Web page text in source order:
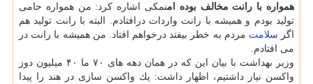
همواره با رانت مخالف بوده امنمكی اشاره كرد: من همواره حامی
تولید بودم و همیشه با رانت واردات درافتادم. البته با رانت تولید هم
اگر سلامت مردم به خطر بیفتد درخواهم افتاد. من همیشه با رانت در
می افتادم.
وزیر بهداشت با بیان این كه در همان دهه های ۷۰ ما ۴۰ میلیون دوز
واكسن نیاز داشتیم، اظهار داشت: یك واكسن سازی در هند را پیدا